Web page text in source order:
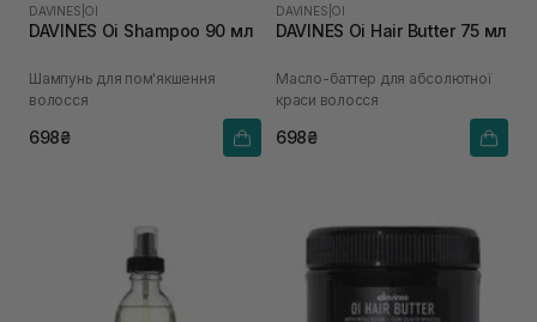
DAVINES OI
DAVINES Oi Shampoo 90 мл
Шампунь для пом'якшення
волосся
698₴
DAVINES OI
DAVINES Oi Hair Butter 75 мл
Масло-баттер для абсолютної
краси волосся
698₴